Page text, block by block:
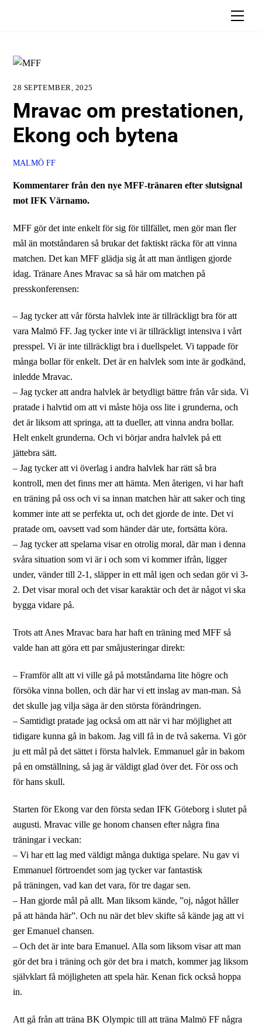
28 SEPTEMBER, 2025
Mravac om prestationen,
Ekong och bytena
MALMÖ FF
Kommentarer från den nye MFF-tränaren efter slutsignal
mot IFK Värnamo.
MFF gör det inte enkelt för sig för tillfället, men gör man fler
mål än motståndaren så brukar det faktiskt räcka för att vinna
matchen. Det kan MFF glädja sig åt att man äntligen gjorde
idag. Tränare Anes Mravac sa så här om matchen på
presskonferensen:
– Jag tycker att vår första halvlek inte är tillräckligt bra för att
vara Malmö FF. Jag tycker inte vi är tillräckligt intensiva i vårt
presspel. Vi är inte tillräckligt bra i duellspelet. Vi tappade för
många bollar för enkelt. Det är en halvlek som inte är godkänd,
inledde Mravac.
– Jag tycker att andra halvlek är betydligt bättre från vår sida. Vi
pratade i halvtid om att vi måste höja oss lite i grunderna, och
det är liksom att springa, att ta dueller, att vinna andra bollar.
Helt enkelt grunderna. Och vi börjar andra halvlek på ett
jättebra sätt.
– Jag tycker att vi överlag i andra halvlek har rätt så bra
kontroll, men det finns mer att hämta. Men återigen, vi har haft
en träning på oss och vi sa innan matchen här att saker och ting
kommer inte att se perfekta ut, och det gjorde de inte. Det vi
pratade om, oavsett vad som händer där ute, fortsätta köra.
– Jag tycker att spelarna visar en otrolig moral, där man i denna
svåra situation som vi är i och som vi kommer ifrån, ligger
under, vänder till 2-1, släpper in ett mål igen och sedan gör vi 3-
2. Det visar moral och det visar karaktär och det är något vi ska
bygga vidare på.
Trots att Anes Mravac bara har haft en träning med MFF så
valde han att göra ett par småjusteringar direkt:
– Framför allt att vi ville gå på motståndarna lite högre och
försöka vinna bollen, och där har vi ett inslag av man-man. Så
det skulle jag vilja säga är den största förändringen.
– Samtidigt pratade jag också om att när vi har möjlighet att
tidigare kunna gå in bakom. Jag vill få in de två sakerna. Vi gör
ju ett mål på det sättet i första halvlek. Emmanuel går in bakom
på en omställning, så jag är väldigt glad över det. För oss och
för hans skull.
Starten för Ekong var den första sedan IFK Göteborg i slutet på
augusti. Mravac ville ge honom chansen efter några fina
träningar i veckan:
– Vi har ett lag med väldigt många duktiga spelare. Nu gav vi
Emmanuel förtroendet som jag tycker var fantastisk
på träningen, vad kan det vara, för tre dagar sen.
– Han gjorde mål på allt. Man liksom kände, ”oj, något håller
på att hända här”. Och nu när det blev skifte så kände jag att vi
ger Emanuel chansen.
– Och det är inte bara Emanuel. Alla som liksom visar att man
gör det bra i träning och gör det bra i match, kommer jag liksom
självklart få möjligheten att spela här. Kenan fick också hoppa
in.
Att gå från att träna BK Olympic till att träna Malmö FF några